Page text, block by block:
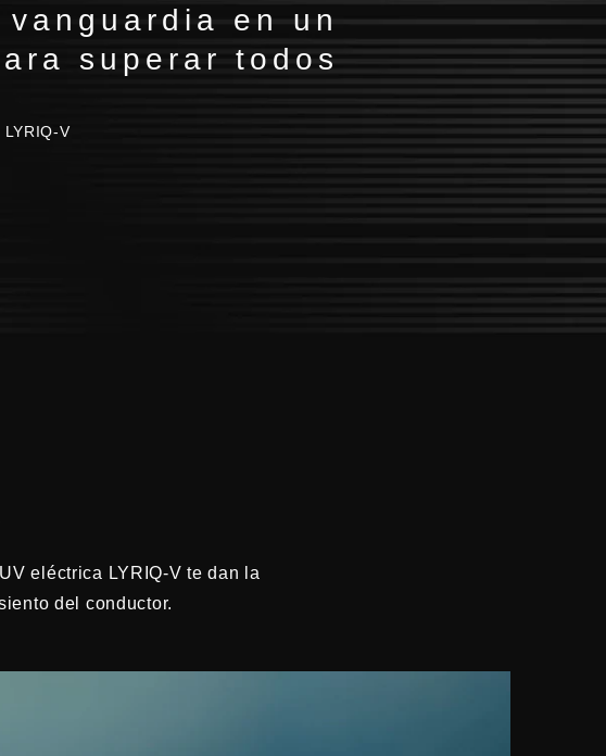
en un
superar todos
V
eléctrica LYRIQ-V te dan la
del conductor.